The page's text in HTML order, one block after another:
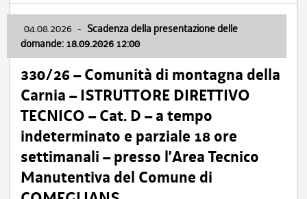
04.08.2026 - Scadenza della presentazione delle
domande: 18.09.2026 12:00
330/26 – Comunità di montagna della
Carnia – ISTRUTTORE DIRETTIVO
TECNICO – Cat. D – a tempo
indeterminato e parziale 18 ore
settimanali – presso l’Area Tecnico
Manutentiva del Comune di